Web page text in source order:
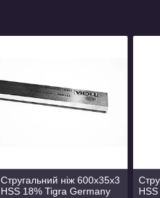
Стругальний ніж 600x35x3
HSS 18% Tigra Germany